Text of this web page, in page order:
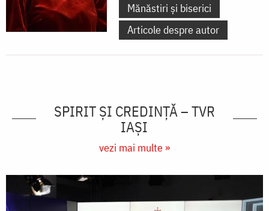
Mănăstiri și biserici
Articole despre autor
SPIRIT ȘI CREDINȚĂ – TVR
IAȘI
vezi mai multe »